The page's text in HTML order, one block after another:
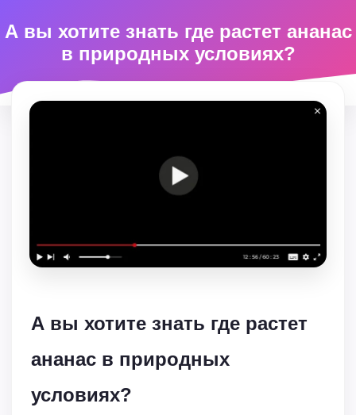
А вы хотите знать где растет ананас
в природных условиях?
А вы хотите знать где растет
ананас в природных
условиях?